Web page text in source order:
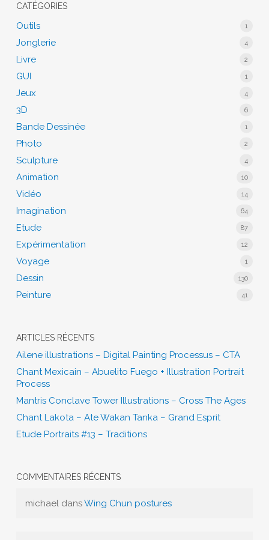
CATÉGORIES
Outils 1
Jonglerie 4
Livre 2
GUI 1
Jeux 4
3D 6
Bande Dessinée 1
Photo 2
Sculpture 4
Animation 10
Vidéo 14
Imagination 64
Etude 87
Expérimentation 12
Voyage 1
Dessin 130
Peinture 41
ARTICLES RÉCENTS
Ailene illustrations – Digital Painting Processus – CTA
Chant Mexicain – Abuelito Fuego + Illustration Portrait
Process
Mantris Conclave Tower Illustrations – Cross The Ages
Chant Lakota – Ate Wakan Tanka – Grand Esprit
Etude Portraits #13 – Traditions
COMMENTAIRES RÉCENTS
michael dansWing Chun postures